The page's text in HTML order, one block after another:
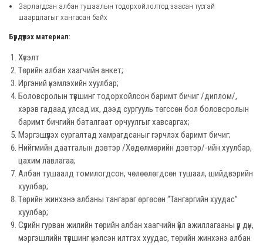
Зарлагдсан албан тушаалын тодорхойлолтод заасан тусгай
шаардлагыг хангасан байх
Бүрдүүлэх материал:
Хүсэлт
Төрийн албан хаагчийн анкет;
Иргэний үнэмлэхийн хуулбар;
Боловсролын түвшинг тодорхойлсон баримт бичиг /диплом/,
хэрэв гадаад улсад их, дээд сургууль төгссөн бол боловсролын
баримт бичгийн баталгаат орчуулгыг хавсаргах;
Мэргэшүүлэх сургалтад хамрагдсаныг гэрчлэх баримт бичиг;
Нийгмийн даатгалын дэвтэр /Хөдөлмөрийн дэвтэр/-ийн хуулбар,
цахим лавлагаа;
Албан тушаалд томилогдсон, чөлөөлөгдсөн тушаал, шийдвэрийн
хуулбар;
Төрийн жинхэнэ албаны тангараг өргөсөн “Тангаргийн хуудас”
хуулбар;
Сүүлийн гурван жилийн төрийн албан хаагчийн үйл ажиллагааны үр дүн,
мэргэшлийн түвшинг үнэлсэн илтгэх хуудас, төрийн жинхэнэ албан